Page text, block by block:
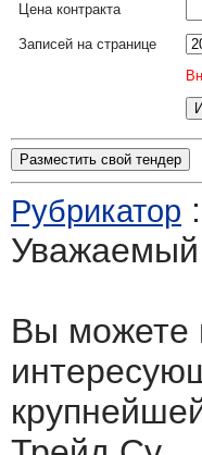
Цена контракта
Записей на странице
Разместить свой тендер
Рубрикатор
Уважаемый
Вы можете